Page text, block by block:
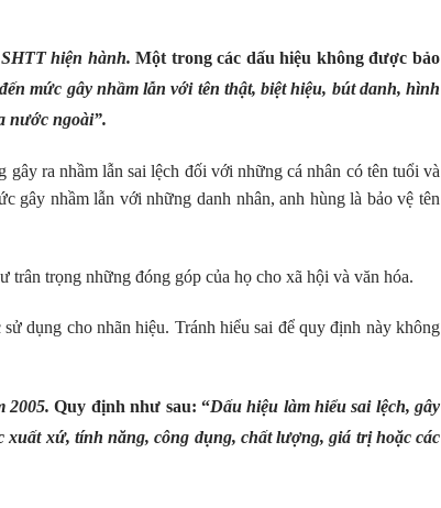
hiện hành. Một trong các dấu hiệu không được bảo
mức gây nhầm lẫn với tên thật, biệt hiệu, bút danh, hình
nước ngoài”.
ra nhầm lẫn sai lệch đối với những cá nhân có tên tuổi và
gây nhầm lẫn với những danh nhân, anh hùng là bảo vệ tên
trọng những đóng góp của họ cho xã hội và văn hóa.
dụng cho nhãn hiệu. Tránh hiểu sai để quy định này không
2005. Quy định như sau: “Dấu hiệu làm hiểu sai lệch, gây
xứ, tính năng, công dụng, chất lượng, giá trị hoặc các